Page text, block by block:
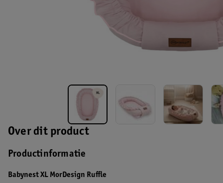
Over dit product
Productinformatie
Babynest XL MorDesign Ruffle